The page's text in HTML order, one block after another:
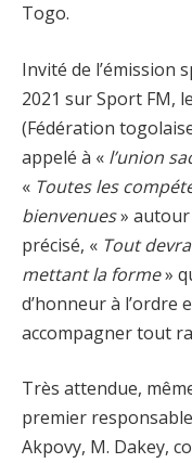
Togo.
Invité de l’émission
2021 sur Sport FM,
(Fédération
appelé à « l’union
« Toutes les
bienvenues» autour
précisé, « Tout
mettant la forme»
d’honneur à l’ordre
accompagner tout
Très attendue,
premier
Akpovy, M. Dakey,